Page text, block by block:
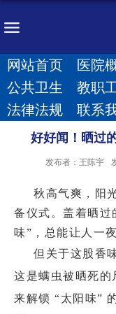
网站首页 医院
公共卫生
教职
法律法规
联系
好好闻！晒过
发布者：王陈宇
秋高气爽，阳
备仪式。盖着晒过
味”，总能让人一
但关于这股香
这是螨虫被晒死的
来解锁 “太阳味”